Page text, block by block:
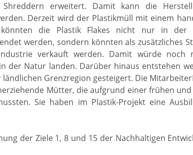
Shreddern erweitert. Damit kann die
Derzeit wird der Plastikmüll mit einem
die Plastik Flakes nicht nur in der
werden, sondern könnten als zusätzliches
verkauft werden. Damit würde noch
der Natur landen. Darüber hinaus entstehen
Grenzregion gesteigert. Die
Mütter, die aufgrund einer frühen
Sie haben im Plastik-Projekt eine
der Ziele 1, 8 und 15 der Nachhaltigen